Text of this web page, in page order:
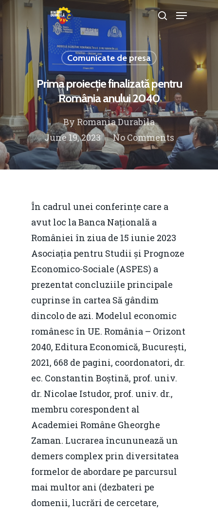
Hit enter to search or ESC to close
Comunicate de presa
Prima proiecție finalizată pentru
România anului 2040
By Romania Durabila
June 19, 2023
No Comments
În cadrul unei conferințe care a
avut loc la Banca Națională a
României în ziua de 15 iunie 2023
Asociația pentru Studii și Prognoze
Economico-Sociale (ASPES) a
prezentat concluziile principale
cuprinse în cartea Să gândim
dincolo de azi. Modelul economic
românesc în UE. România – Orizont
2040, Editura Economică, București,
2021, 668 de pagini, coordonatori, dr.
ec. Constantin Boștină, prof. univ.
dr. Nicolae Istudor, prof. univ. dr.,
membru corespondent al
Academiei Române Gheorghe
Zaman. Lucrarea încununează un
demers complex prin diversitatea
formelor de abordare pe parcursul
mai multor ani (dezbateri pe
domenii, lucrări de cercetare,